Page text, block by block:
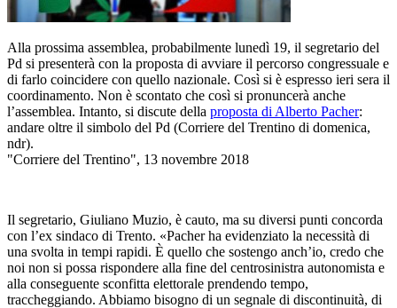
Alla prossima assemblea, probabilmente lunedì 19, il segretario del
Pd si presenterà con la proposta di avviare il percorso congressuale e
di farlo coincidere con quello nazionale. Così si è espresso ieri sera il
coordinamento. Non è scontato che così si pronuncerà anche
l’assemblea. Intanto, si discute della proposta di Alberto Pacher:
andare oltre il simbolo del Pd (Corriere del Trentino di domenica,
ndr).
"Corriere del Trentino", 13 novembre 2018
Il segretario, Giuliano Muzio, è cauto, ma su diversi punti concorda
con l’ex sindaco di Trento. «Pacher ha evidenziato la necessità di
una svolta in tempi rapidi. È quello che sostengo anch’io, credo che
noi non si possa rispondere alla fine del centrosinistra autonomista e
alla conseguente sconfitta elettorale prendendo tempo,
traccheggiando. Abbiamo bisogno di un segnale di discontinuità, di